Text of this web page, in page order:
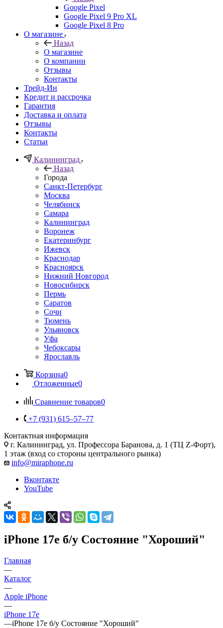
Google Pixel
Google Pixel 9 Pro XL
Google Pixel 8 Pro
О магазине
Назад
О магазине
О компании
Отзывы
Контакты
Трейд-Ин
Кредит и рассрочка
Гарантия
Доставка и оплата
Отзывы
Контакты
Статьи
Калининград
Назад
Города
Санкт-Петербург
Москва
Челябинск
Самара
Калининград
Воронеж
Екатеринбург
Ижевск
Краснодар
Красноярск
Нижний Новгород
Новосибирск
Пермь
Саратов
Сочи
Тюмень
Ульяновск
Уфа
Чебоксары
Ярославль
Корзина0
Отложенные0
Сравнение товаров0
+7 (931) 615‒57‒77
Контактная информация
г. Калининград, ул. Профессора Баранова, д. 1 (ТЦ Z-Форт),
1 этаж (вход со стороны центрального рынка)
info@miraphone.ru
Вконтакте
YouTube
iPhone 17e б/у Состояние "Хороший"
Главная
—
Каталог
—
Apple iPhone
—
iPhone 17e
—iPhone 17e б/у Состояние "Хороший"